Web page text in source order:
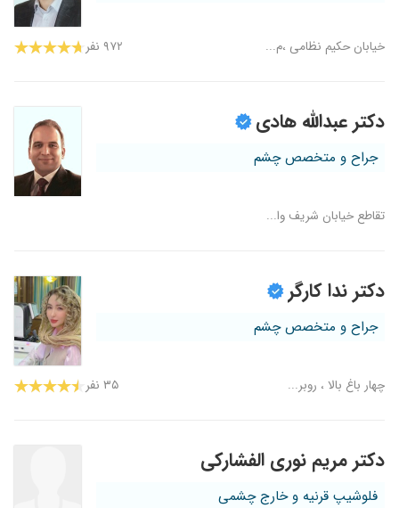
خیابان حکیم نظامی ،م... ۹۷۲ نفر
دکتر عبدالله هادی
جراح و متخصص چشم
تقاطع خیابان شریف وا...
دکتر ندا کارگر
جراح و متخصص چشم
چهار باغ بالا ، روبر... ۳۵ نفر
دکتر مریم نوری الفشارکی
فلوشیپ قرنیه و خارج چشمی